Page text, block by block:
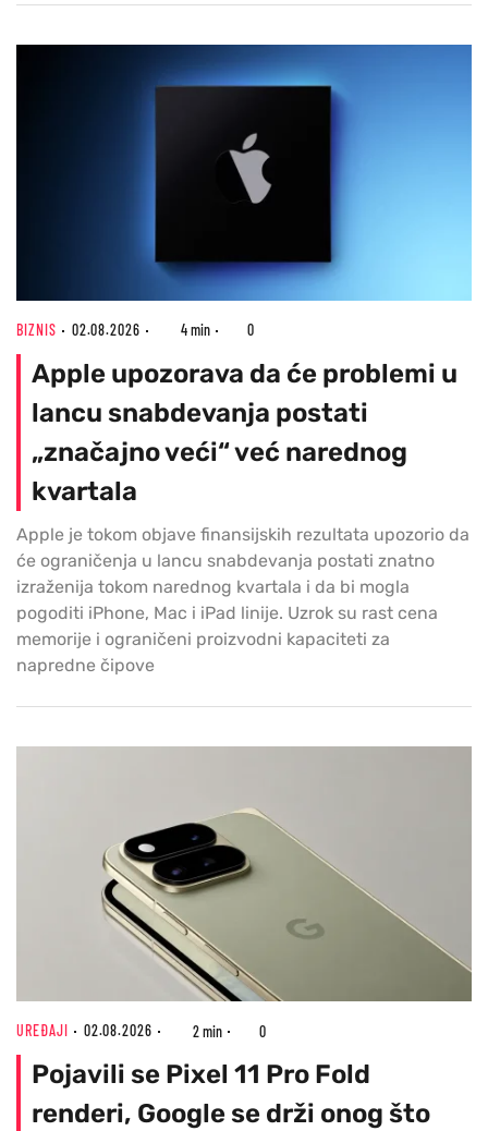
BIZNIS 02.08.2026 4 min 0
Apple upozorava da će problemi u
lancu snabdevanja postati
„značajno veći“ već narednog
kvartala
Apple je tokom objave finansijskih rezultata upozorio da
će ograničenja u lancu snabdevanja postati znatno
izraženija tokom narednog kvartala i da bi mogla
pogoditi iPhone, Mac i iPad linije. Uzrok su rast cena
memorije i ograničeni proizvodni kapaciteti za
napredne čipove
UREĐAJI 02.08.2026 2 min 0
Pojavili se Pixel 11 Pro Fold
renderi, Google se drži onog što